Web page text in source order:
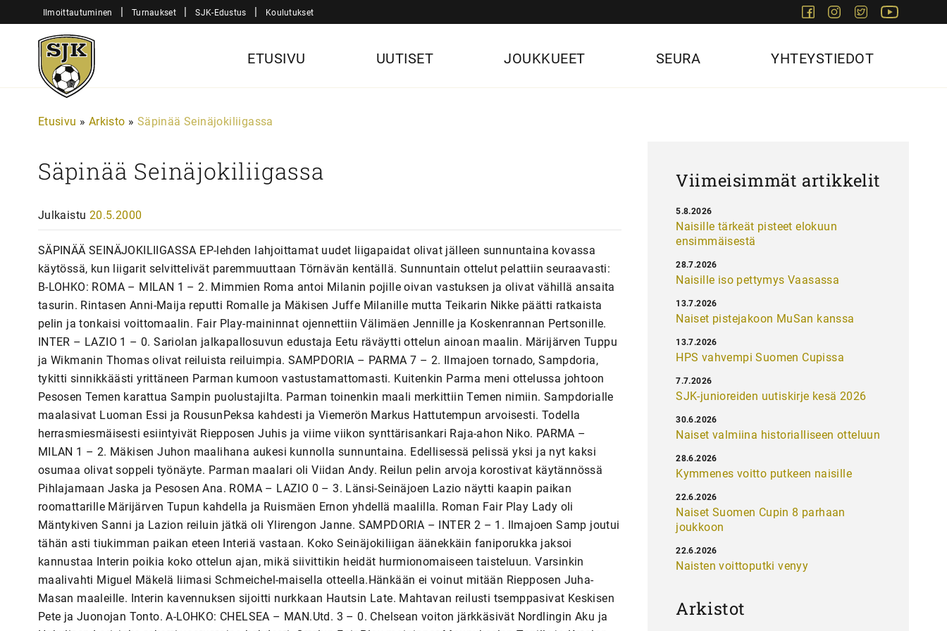
sisältöön
Ilmoittautuminen | Turnaukset | SJK-Edustus | Koulutukset FacebookInstagram
Twitter
Sjk-
Juniorit
ETUSIVU UUTISET JOUKKUEET SEURA YHTEYSTIEDOT
Etusivu » Arkisto » Säpinää Seinäjokiliigassa
Säpinää Seinäjokiliigassa
Julkaistu 20.5.2000
SÄPINÄÄ SEINÄJOKILIIGASSA EP-lehden lahjoittamat uudet liigapaidat olivat jälleen sunnuntaina kovassa
käytössä, kun liigarit selvittelivät paremmuuttaan Törnävän kentällä. Sunnuntain ottelut pelattiin seuraavasti:
B-LOHKO: ROMA – MILAN 1 – 2. Mimmien Roma antoi Milanin pojille oivan vastuksen ja olivat vähillä ansaita
tasurin. Rintasen Anni-Maija reputti Romalle ja Mäkisen Juffe Milanille mutta Teikarin Nikke päätti ratkaista
pelin ja tonkaisi voittomaalin. Fair Play-maininnat ojennettiin Välimäen Jennille ja Koskenrannan Pertsonille.
INTER – LAZIO 1 – 0. Sariolan jalkapallosuvun edustaja Eetu räväytti ottelun ainoan maalin. Märijärven Tuppu
ja Wikmanin Thomas olivat reiluista reiluimpia. SAMPDORIA – PARMA 7 – 2. Ilmajoen tornado, Sampdoria,
tykitti sinnikkäästi yrittäneen Parman kumoon vastustamattomasti. Kuitenkin Parma meni ottelussa johtoon
Pesosen Temen karattua Sampin puolustajilta. Parman toinenkin maali merkittiin Temen nimiin. Sampdorialle
maalasivat Luoman Essi ja RousunPeksa kahdesti ja Viemerön Markus Hattutempun arvoisesti. Todella
herrasmiesmäisesti esiintyivät Riepposen Juhis ja viime viikon synttärisankari Raja-ahon Niko. PARMA –
MILAN 1 – 2. Mäkisen Juhon maalihana aukesi kunnolla sunnuntaina. Edellisessä pelissä yksi ja nyt kaksi
osumaa olivat soppeli työnäyte. Parman maalari oli Viidan Andy. Reilun pelin arvoja korostivat käytännössä
Pihlajamaan Jaska ja Pesosen Ana. ROMA – LAZIO 0 – 3. Länsi-Seinäjoen Lazio näytti kaapin paikan
roomattarille Märijärven Tupun kahdella ja Ruismäen Ernon yhdellä maalilla. Roman Fair Play Lady oli
Mäntykiven Sanni ja Lazion reiluin jätkä oli Ylirengon Janne. SAMPDORIA – INTER 2 – 1. Ilmajoen Samp joutui
tähän asti tiukimman paikan eteen Interiä vastaan. Koko Seinäjokiliigan äänekkäin faniporukka jaksoi
kannustaa Interin poikia koko ottelun ajan, mikä siivittikin heidät hurmionomaiseen taisteluun. Varsinkin
maalivahti Miguel Mäkelä liimasi Schmeichel-maisella otteella.Hänkään ei voinut mitään Riepposen Juha-
Masan maaleille. Interin kavennuksen sijoitti nurkkaan Hautsin Late. Mahtavan reilusti tsemppasivat Keskisen
Pete ja Juonojan Tonto. A-LOHKO: CHELSEA – MAN.Utd. 3 – 0. Chelsean voiton järkkäsivät Nordlingin Aku ja
Viimeisimmät artikkelit
Naisille tärkeät pisteet elokuun
ensimmäisestä
5.8.2026
Naisille iso pettymys Vaasassa
28.7.2026
Naiset pistejakoon MuSan kanssa
13.7.2026
HPS vahvempi Suomen Cupissa
13.7.2026
SJK-junioreiden uutiskirje kesä 2026
7.7.2026
Naiset valmiina historialliseen otteluun
30.6.2026
Kymmenes voitto putkeen naisille
28.6.2026
Naiset Suomen Cupin 8 parhaan
joukkoon
22.6.2026
Naisten voittoputki venyy
22.6.2026
Arkistot